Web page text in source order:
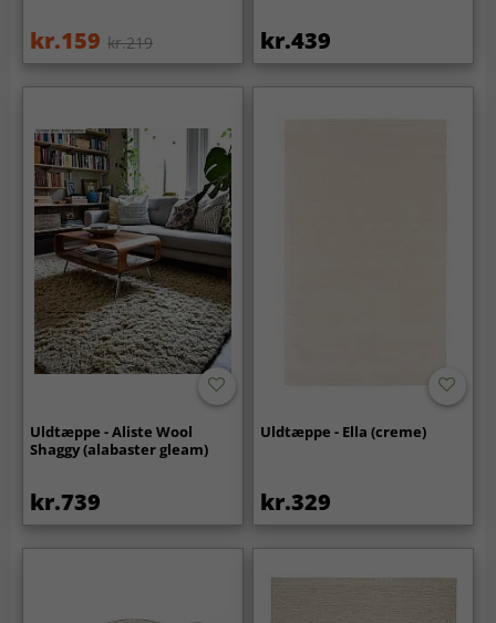
kr.159 kr.219 kr.439
Uldtæppe - Aliste Wool
Shaggy (alabaster gleam)
kr.739
Uldtæppe - Ella (creme)
kr.329